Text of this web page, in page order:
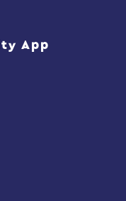
App